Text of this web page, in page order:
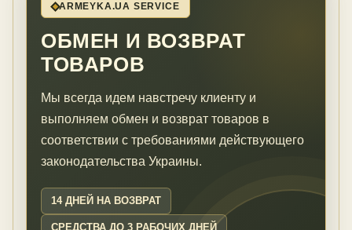
ARMEYKA.UA SERVICE
ОБМЕН И ВОЗВРАТ
ТОВАРОВ
Мы всегда идем навстречу клиенту и
выполняем обмен и возврат товаров в
соответствии с требованиями действующего
законодательства Украины.
14 ДНЕЙ НА ВОЗВРАТ
СРЕДСТВА ДО 3 РАБОЧИХ ДНЕЙ